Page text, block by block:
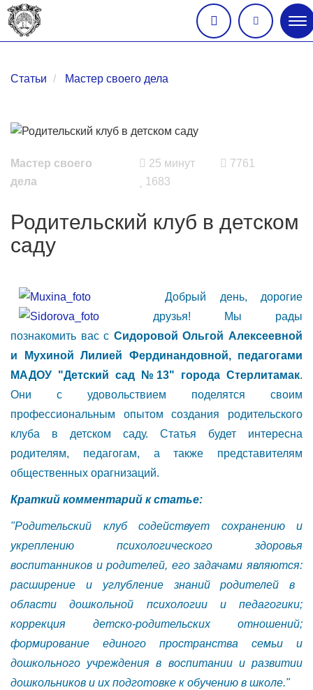
Статьи Мастер своего дела
Мастер своего
дела
25 минут
7761
1683
Родительский клуб в детском
саду
Добрый день, дорогие
друзья! Мы рады
познакомить вас с Сидоровой Ольгой Алексеевной
и Мухиной Лилией Фердинандовной, педагогами
МАДОУ "Детский сад №13" города Стерлитамак.
Они с удовольствием поделятся своим
профессиональным опытом создания родительского
клуба в детском саду. Статья будет интересна
родителям, педагогам, а также представителям
общественных орагнизаций.
Краткий комментарий к статье:
"Родительский клуб содействует сохранению и
укреплению психологического здоровья
воспитанников и родителей, его задачами являются:
расширение и углубление знаний родителей в
области дошкольной психологии и
педагогики;
коррекция детско-родительских отношений;
формирование единого пространства семьи и
дошкольного учреждения в воспитании и развитии
дошкольников и их подготовке к обучению в школе."